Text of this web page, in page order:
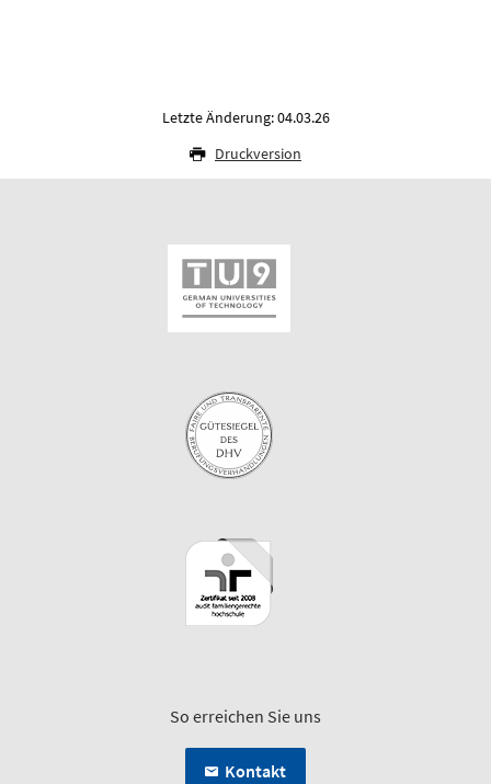
Letzte Änderung: 04.03.26
Druckversion
So erreichen Sie uns
Kontakt